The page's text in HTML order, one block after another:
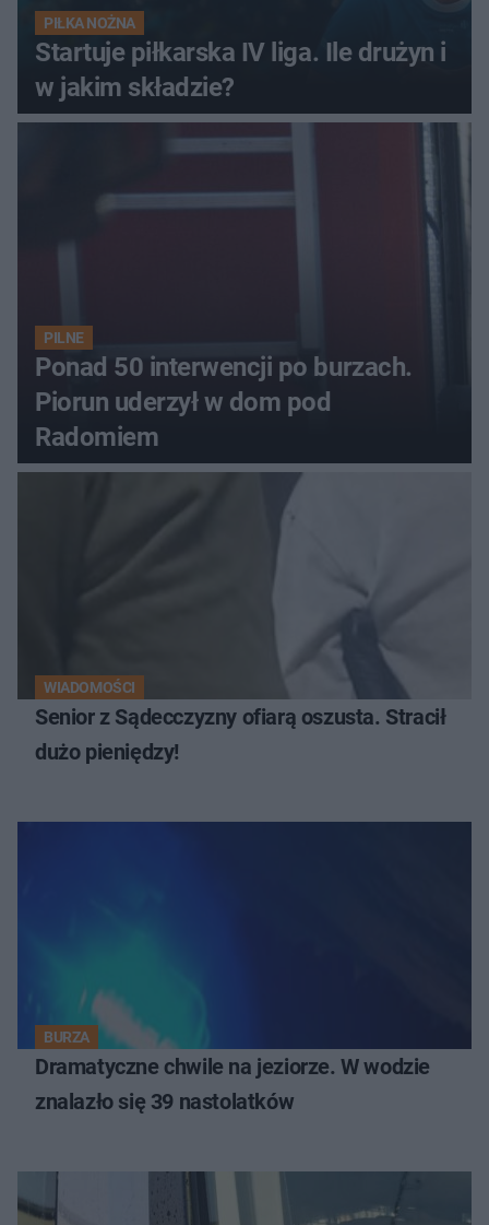
PIŁKA NOŻNA
Startuje piłkarska IV liga. Ile drużyn i
w jakim składzie?
PILNE
Ponad 50 interwencji po burzach.
Piorun uderzył w dom pod
Radomiem
WIADOMOŚCI
Senior z Sądecczyzny ofiarą oszusta. Stracił
dużo pieniędzy!
BURZA
Dramatyczne chwile na jeziorze. W wodzie
znalazło się 39 nastolatków